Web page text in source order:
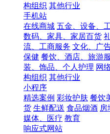
构组织 其他行业
手机站
在线商城 五金、设备、
数码、家具、家居百货
流、工商服务 文化、广
保健 餐饮、酒店、旅游
装、饰品、个人护理 网
构组织 其他行业
小程序
精选案例 彩妆护肤 餐饮
货 生鲜配送 食品烟酒 房
媒体、医疗 教育
响应式网站